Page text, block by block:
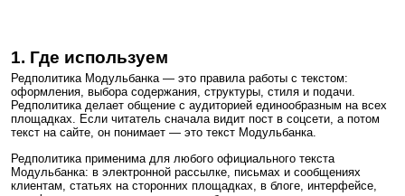
1. Где используем
Редполитика Модульбанка — это правила работы с текстом:
оформления, выбора содержания, структуры, стиля и подачи.
Редполитика делает общение с аудиторией единообразным на всех
площадках. Если читатель сначала видит пост в соцсети, а потом
текст на сайте, он понимает — это текст Модульбанка.
Редполитика применима для любого официального текста
Модульбанка: в электронной рассылке, письмах и сообщениях
клиентам, статьях на сторонних площадках, в блоге, интерфейсе,